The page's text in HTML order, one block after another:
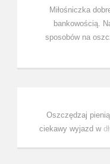
Miłośniczka
bankowością.
sposobów na
Oszczędzaj
ciekawy wyjazd w